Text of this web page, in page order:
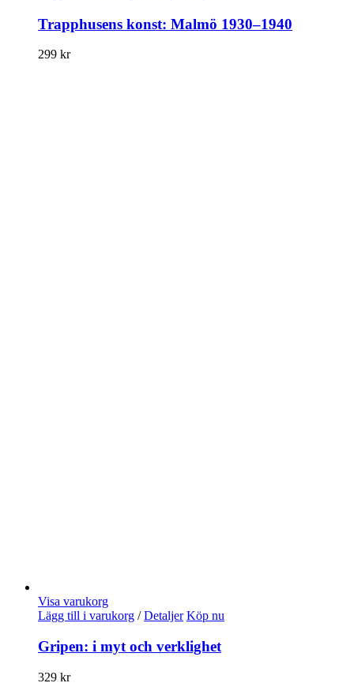
Trapphusens konst: Malmö 1930–1940
299 kr
Visa varukorg
Lägg till i varukorg / Detaljer Köp nu
Gripen: i myt och verklighet
329 kr